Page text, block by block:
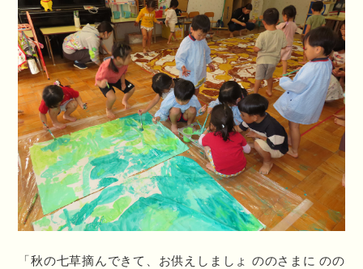
「秋の七草摘んできて、お供えしましょ ののさまに のの